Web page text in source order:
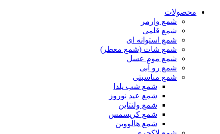
محصولات
شمع وارمر
شمع قلمی
شمع استوانه ای
شمع شات (شمع معطر)
شمع موم عسل
شمع رو آبی
شمع مناسبتی
شمع شب یلدا
شمع عید نوروز
شمع ولنتاین
شمع کریسمس
شمع هالووین